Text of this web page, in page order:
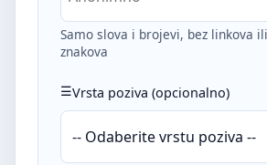
Samo slova i brojevi, bez linkova
znakova
Vrsta poziva (opcionalno)